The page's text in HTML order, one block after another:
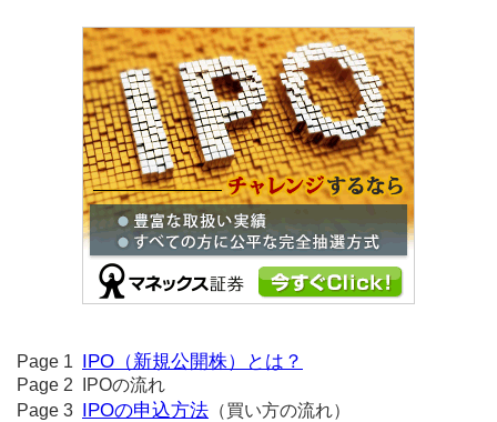
Page 1 IPO（新規公開株）とは？
Page 2 IPOの流れ
Page 3 IPOの申込方法 （買い方の流れ）